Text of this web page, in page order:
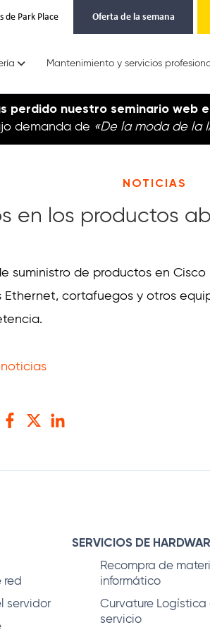
de Park Place Oferta de la semana
Mantenimiento y servicios
perdido nuestro seminario web
demanda de «De la moda de la
NOTICIAS
en los productos
suministro de productos en
cortafuegos y otros
red
servidor
SERVICIOS DE
Recompra de
informático
Curvature Logística
servicio